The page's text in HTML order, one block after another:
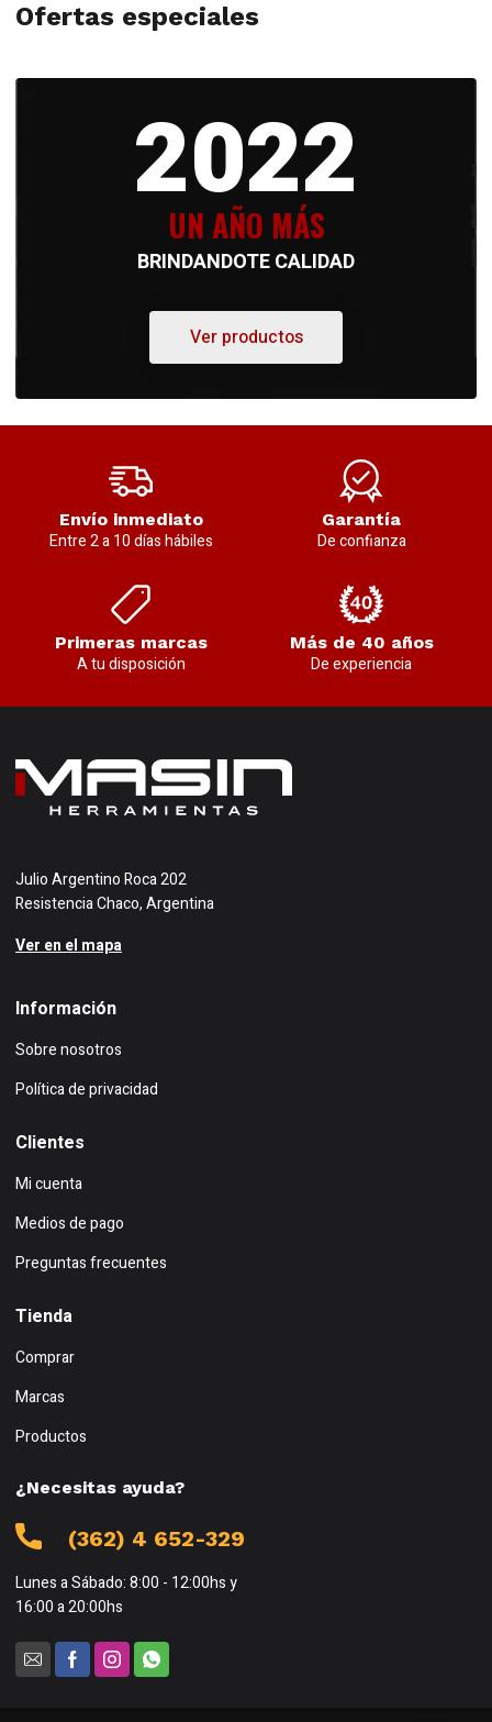
Ofertas especiales
2022
UN AÑO MÁS
BRINDANDOTE CALIDAD
Ver productos
Envío inmediato
Entre 2 a 10 días hábiles
Garantía
De confianza
Primeras marcas
A tu disposición
Más de 40 años
De experiencia
Julio Argentino Roca 202
Resistencia Chaco, Argentina
Ver en el mapa
Información
Sobre nosotros
Política de privacidad
Clientes
Mi cuenta
Medios de pago
Preguntas frecuentes
Tienda
Comprar
Marcas
Productos
¿Necesitas ayuda?
(362) 4 652-329
Lunes a Sábado: 8:00 - 12:00hs y
16:00 a 20:00hs